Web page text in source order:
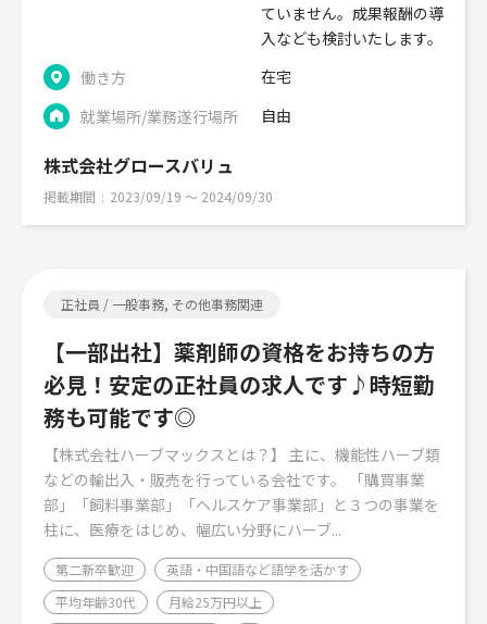
ていません。成果報酬の導
入なども検討いたします。
働き方
在宅
就業場所/業務遂行場所
自由
株式会社グロースバリュ
掲載期間 2023/09/19 〜 2024/09/30
正社員 / 一般事務, その他事務関連
【一部出社】薬剤師の資格をお持ちの方
必見！安定の正社員の求人です♪時短勤
務も可能です◎
【株式会社ハーブマックスとは？】 主に、機能性ハーブ類
などの輸出入・販売を行っている会社です。 「購買事業
部」「飼料事業部」「ヘルスケア事業部」と３つの事業を
柱に、医療をはじめ、幅広い分野にハーブ...
第二新卒歓迎
英語・中国語など語学を活かす
平均年齢30代
月給25万円以上